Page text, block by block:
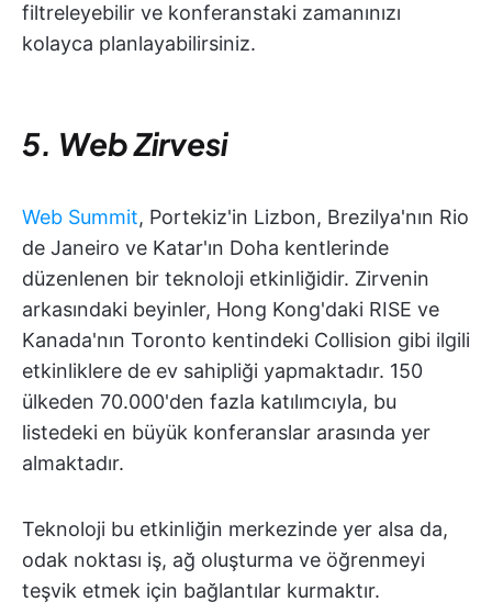
filtreleyebilir ve konferanstaki zamanınızı
kolayca planlayabilirsiniz.
5. Web Zirvesi
Web Summit, Portekiz'in Lizbon, Brezilya'nın Rio
de Janeiro ve Katar'ın Doha kentlerinde
düzenlenen bir teknoloji etkinliğidir. Zirvenin
arkasındaki beyinler, Hong Kong'daki RISE ve
Kanada'nın Toronto kentindeki Collision gibi ilgili
etkinliklere de ev sahipliği yapmaktadır. 150
ülkeden 70.000'den fazla katılımcıyla, bu
listedeki en büyük konferanslar arasında yer
almaktadır.
Teknoloji bu etkinliğin merkezinde yer alsa da,
odak noktası iş, ağ oluşturma ve öğrenmeyi
teşvik etmek için bağlantılar kurmaktır.